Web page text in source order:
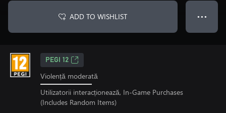
ADD TO WISHLIST ● ● ●
PEGI 12
Violență moderată
Utilizatorii interacționează, In-Game Purchases
(Includes Random Items)